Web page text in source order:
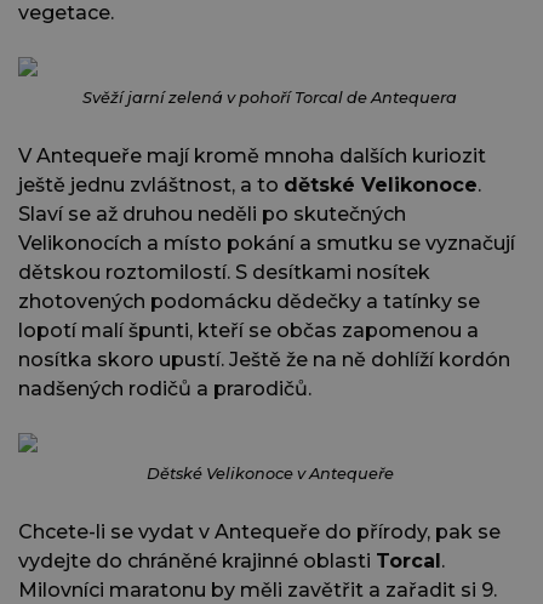
vegetace.
Svěží jarní zelená v pohoří Torcal de Antequera
V Antequeře mají kromě mnoha dalších kuriozit
ještě jednu zvláštnost, a to dětské Velikonoce.
Slaví se až druhou neděli po skutečných
Velikonocích a místo pokání a smutku se vyznačují
dětskou roztomilostí. S desítkami nosítek
zhotovených podomácku dědečky a tatínky se
lopotí malí špunti, kteří se občas zapomenou a
nosítka skoro upustí. Ještě že na ně dohlíží kordón
nadšených rodičů a prarodičů.
Dětské Velikonoce v Antequeře
Chcete-li se vydat v Antequeře do přírody, pak se
vydejte do chráněné krajinné oblasti Torcal.
Milovníci maratonu by měli zavětřit a zařadit si 9.